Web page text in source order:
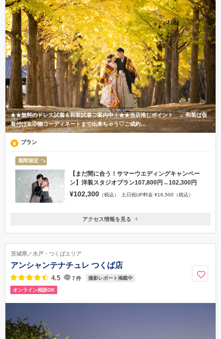
★★無料のドレス試着＆和装試着ご案内中！★★当店推しポイント → 和装は仮
着付け＆小物コーディネートまで出来ちゃう♡ご成約…
プラン
期間限定
【まだ間に合う！サマーウエディングキャンペー
ン】洋装スタジオプラン107,800円→102,300円
¥102,300 （税込） 土日祝UP料金 ¥16,500（税込）
茨城県水戸市千波町2482-1
駅北口→千波山バス停から徒歩2分
029-305-3101
アクセス情報を見る
茨城県／水戸・つくばエリア
アンシャンテナチュレ つくば店
4.5 7件 撮影レポート掲載中
オンライン相談OK